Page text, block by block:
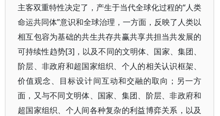
主客双重特性决定了，产生于当代全球化过程的“人类
命运共同体”意识和全球治理，一方面，反映了人类以
相互包容为基础的共生共存共赢共享共担当共发展的
可持续性趋势[3]，以及不同的文明体、国家、集团、
阶层、非政府和超国家组织、个人的相关认识框架、
价值观念、目标设计间互动和交融的取向；另一方
面，又与不同文明体、国家、集团、阶层、非政府和
超国家组织、个人间各种复杂的利益博弈关系，以及